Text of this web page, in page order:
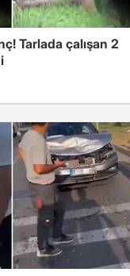
Tarlada çalışan 2